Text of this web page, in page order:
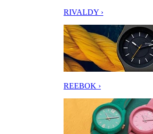
RIVALDY ›
REEBOK ›